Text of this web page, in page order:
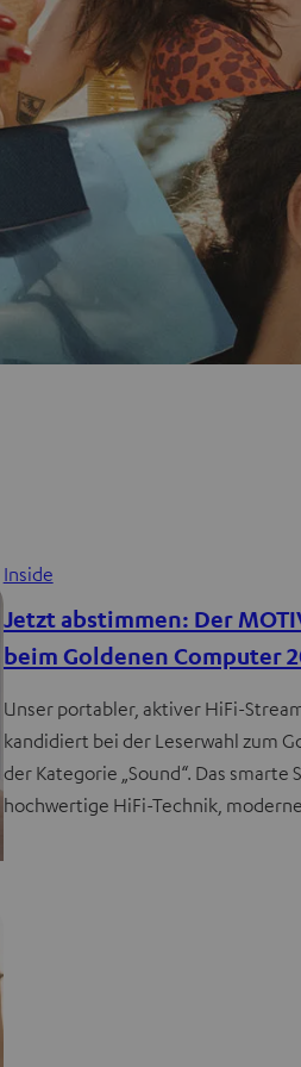
Inside
Jetzt abstimmen: Der
beim Goldenen Computer
Unser portabler, aktiver HiFi-
kandidiert bei der Leserwahl zum
der Kategorie „Sound“. Das
hochwertige HiFi-Technik,